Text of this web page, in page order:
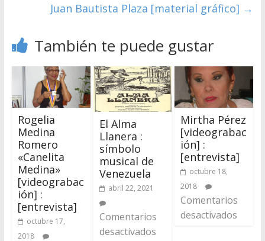
Juan Bautista Plaza [material gráfico] →
También te puede gustar
Rogelia
Medina
Romero
«Canelita
Medina»
[videograbac
ión] :
[entrevista]
octubre 17,
2018
El Alma
Llanera :
símbolo
musical de
Venezuela
abril 22, 2021
Comentarios
desactivados
Mirtha Pérez
[videograbac
ión] :
[entrevista]
octubre 18,
2018
Comentarios
desactivados